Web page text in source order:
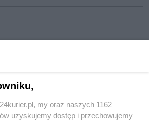
w święto Hanzy. Jak
pijanego. Jechał
my oraz naszych 1162
uzyskujemy dostęp i przechowujemy